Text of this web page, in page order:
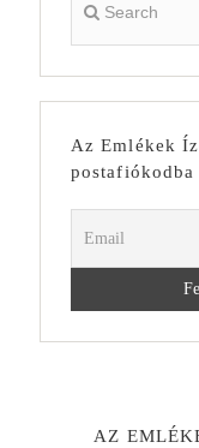
Az Emlékek
postafiókodba
AZ